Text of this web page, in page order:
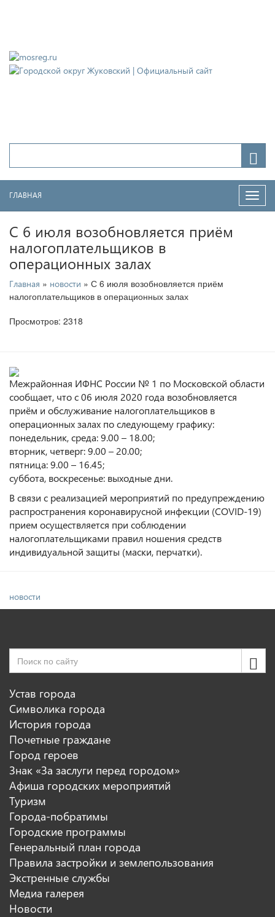
ГЛАВНАЯ
С 6 июля возобновляется приём
налогоплательщиков в
операционных залах
Главная » новости » С 6 июля возобновляется приём
налогоплательщиков в операционных залах
Просмотров: 2318
Межрайонная ИФНС России № 1 по Московской области
сообщает, что с 06 июля 2020 года возобновляется
приём и обслуживание налогоплательщиков в
операционных залах по следующему графику:
понедельник, среда: 9.00 – 18.00;
вторник, четверг: 9.00 – 20.00;
пятница: 9.00 – 16.45;
суббота, воскресенье: выходные дни.
В связи с реализацией мероприятий по предупреждению
распространения коронавирусной инфекции (COVID-19)
прием осуществляется при соблюдении
налогоплательщиками правил ношения средств
индивидуальной защиты (маски, перчатки).
новости
Устав города
Символика города
История города
Почетные граждане
Город героев
Знак «За заслуги перед городом»
Афиша городских мероприятий
Туризм
Города-побратимы
Городские программы
Генеральный план города
Правила застройки и землепользования
Экстренные службы
Медиа галерея
Новости